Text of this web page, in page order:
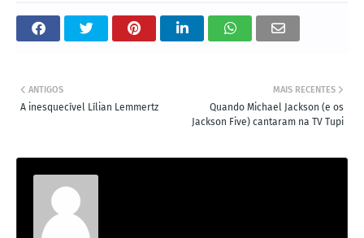
MAIS RECENTES
Quando Michael Jackson (e os
Jackson Five) cantaram na TV Tupi
ANTIGOS
A inesquecível Lílian Lemmertz